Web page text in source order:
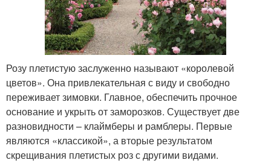
Розу плетистую заслуженно называют «королевой
цветов». Она привлекательная с виду и свободно
переживает зимовки. Главное, обеспечить прочное
основание и укрыть от заморозков. Существует две
разновидности – клаймберы и рамблеры. Первые
являются «классикой», а вторые результатом
скрещивания плетистых роз с другими видами.